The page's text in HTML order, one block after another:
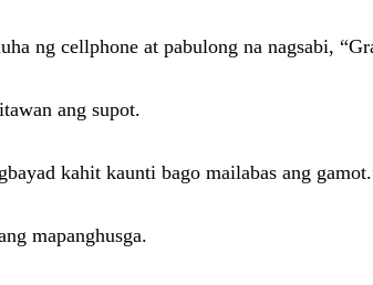
ng cellphone at pabulong na nagsabi,
ang supot.
kahit kaunti bago mailabas ang
mapanghusga.